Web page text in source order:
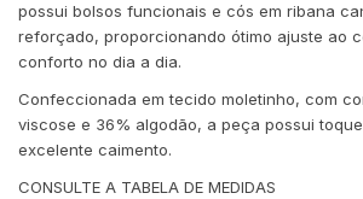
possui bolsos funcionais e cós em ribana
reforçado, proporcionando ótimo ajuste ao
conforto no dia a dia.
Confeccionada em tecido moletinho, com
viscose e 36% algodão, a peça possui
excelente caimento.
CONSULTE A TABELA DE MEDIDAS